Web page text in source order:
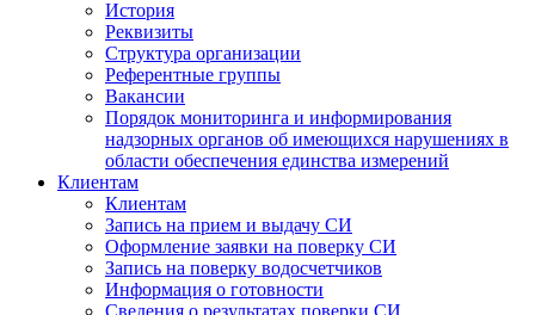
История
Реквизиты
Структура организации
Референтные группы
Вакансии
Порядок мониторинга и информирования
надзорных органов об имеющихся нарушениях в
области обеспечения единства измерений
Клиентам
Клиентам
Запись на прием и выдачу СИ
Оформление заявки на поверку СИ
Запись на поверку водосчетчиков
Информация о готовности
Сведения о результатах поверки СИ